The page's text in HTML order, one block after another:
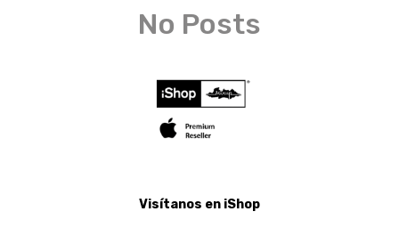
No Posts
Visítanos en iShop